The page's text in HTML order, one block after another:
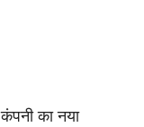
कंपनी का नया